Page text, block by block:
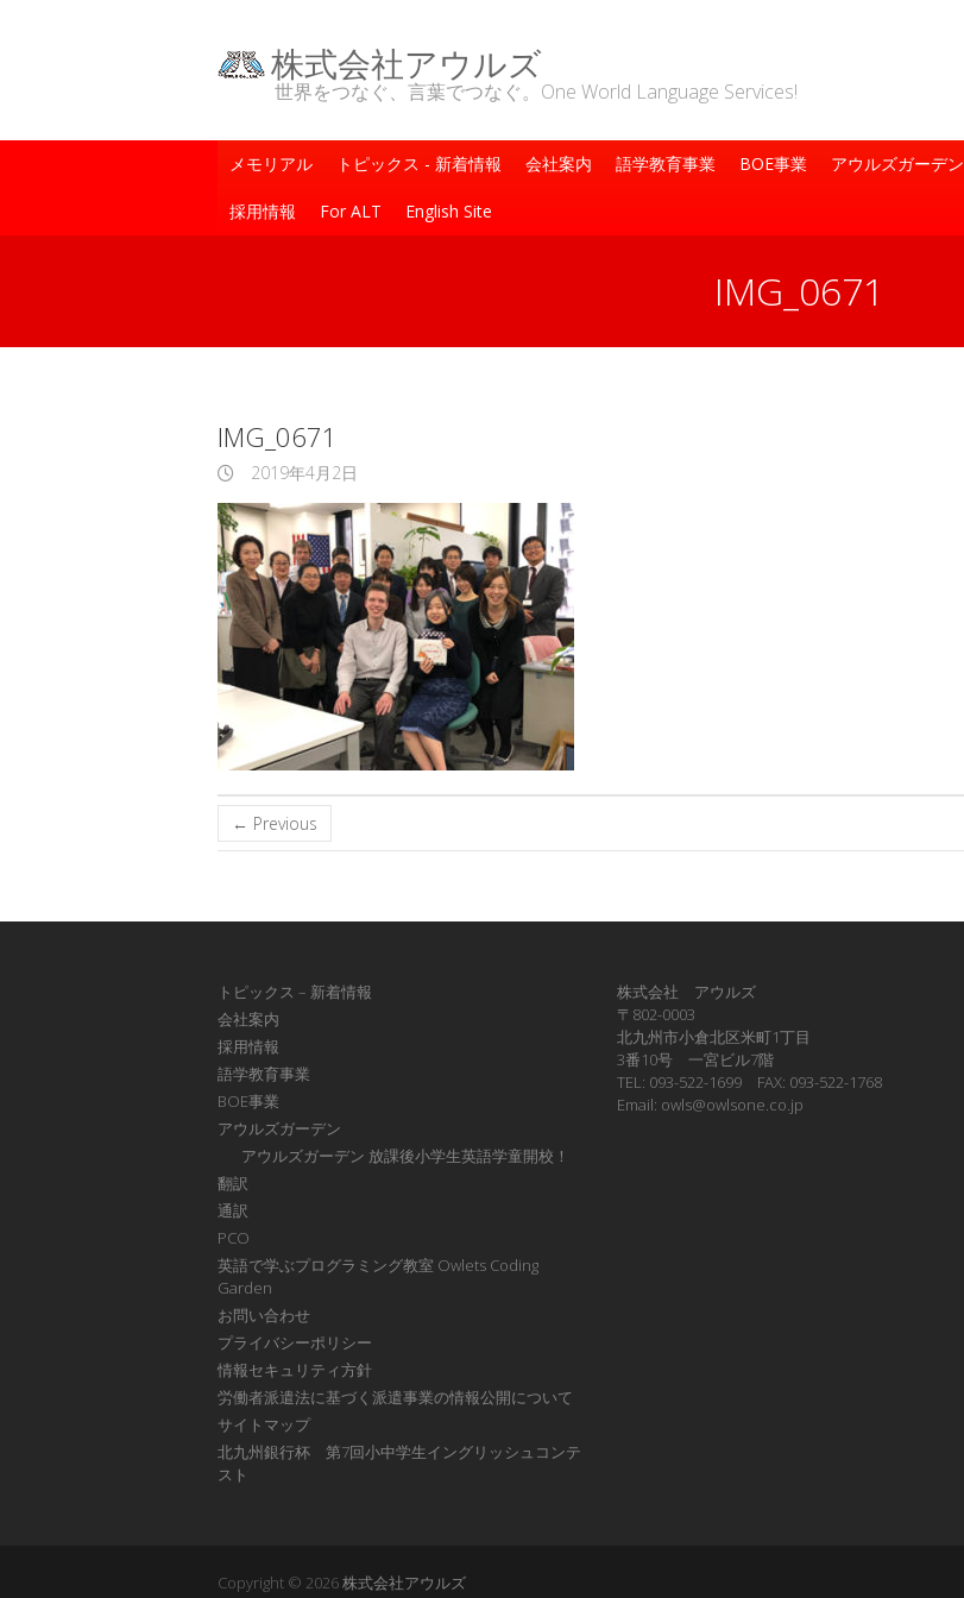
株式会社アウルズ
世界をつなぐ、言葉でつなぐ。One World Language Services!
メモリアル トピックス - 新着情報 会社案内 語学教育事業 BOE事業 アウルズガーデン
採用情報 For ALT English Site
IMG_0671
IMG_0671
2019年4月2日
← Previous
トピックス – 新着情報
会社案内
採用情報
語学教育事業
BOE事業
アウルズガーデン
アウルズガーデン 放課後小学生英語学童開校！
翻訳
通訳
PCO
英語で学ぶプログラミング教室 Owlets Coding
Garden
お問い合わせ
プライバシーポリシー
情報セキュリティ方針
労働者派遣法に基づく派遣事業の情報公開について
サイトマップ
北九州銀行杯 第7回小中学生イングリッシュコンテ
スト
株式会社 アウルズ
〒802-0003
北九州市小倉北区米町1丁目
3番10号 一宮ビル7階
TEL: 093-522-1699 FAX: 093-522-1768
Email: owls@owlsone.co.jp
Copyright © 2026株式会社アウルズ